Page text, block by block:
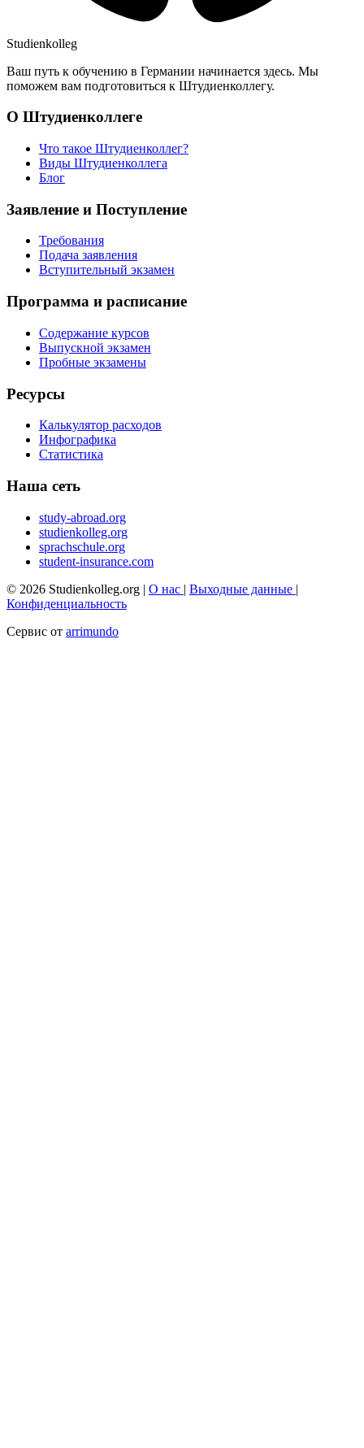
Studienkolleg
Ваш путь к обучению в Германии начинается здесь. Мы
поможем вам подготовиться к Штудиенколлегу.
О Штудиенколлеге
Что такое Штудиенколлег?
Виды Штудиенколлега
Блог
Заявление и Поступление
Требования
Подача заявления
Вступительный экзамен
Программа и расписание
Содержание курсов
Выпускной экзамен
Пробные экзамены
Ресурсы
Калькулятор расходов
Инфографика
Статистика
Наша сеть
study-abroad.org
studienkolleg.org
sprachschule.org
student-insurance.com
© 2026 Studienkolleg.org | О нас | Выходные данные |
Конфиденциальность
Сервис от arrimundo